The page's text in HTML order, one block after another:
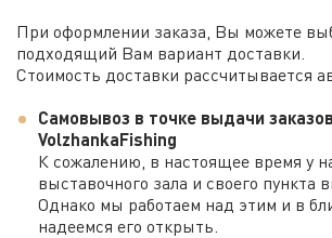
При оформлении заказа, Вы можете
подходящий Вам вариант доставки.
Стоимость доставки рассчитывается
Самовывоз в точке выдачи
VolzhankaFishing
К сожалению, в настоящее время у
выставочного зала и своего пункта
Однако мы работаем над этим и в
надеемся его открыть.